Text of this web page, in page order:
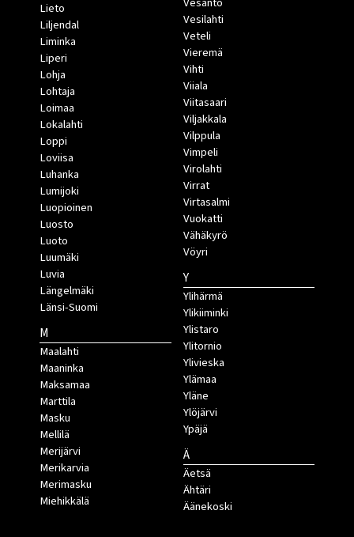
Lieto
Liljendal
Liminka
Liperi
Lohja
Lohtaja
Loimaa
Lokalahti
Loppi
Loviisa
Luhanka
Lumijoki
Luopioinen
Luosto
Luoto
Luumäki
Luvia
Längelmäki
Länsi-Suomi
M
Maalahti
Maaninka
Maksamaa
Marttila
Masku
Mellilä
Merijärvi
Merikarvia
Merimasku
Miehikkälä
Vesilahti
Veteli
Vieremä
Vihti
Viiala
Viitasaari
Viljakkala
Vilppula
Vimpeli
Virolahti
Virrat
Virtasalmi
Vuokatti
Vähäkyrö
Vöyri
Y
Ylihärmä
Ylikiiminki
Ylistaro
Ylitornio
Ylivieska
Ylämaa
Yläne
Ylöjärvi
Ypäjä
Ä
Äetsä
Ähtäri
Äänekoski